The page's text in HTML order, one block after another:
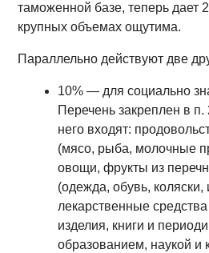
таможенной базе, теперь дает
крупных объемах ощутима.
Параллельно действуют две
10% — для социально
Перечень закреплен в
него входят:
(мясо, рыба, молочные
овощи, фрукты из
(одежда, обувь, коляски,
лекарственные
изделия, книги и
образованием, наукой и